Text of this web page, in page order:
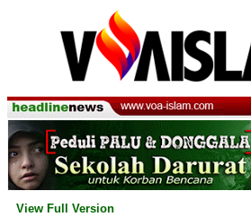
View Full Version